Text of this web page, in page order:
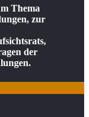
Thema
zur
der